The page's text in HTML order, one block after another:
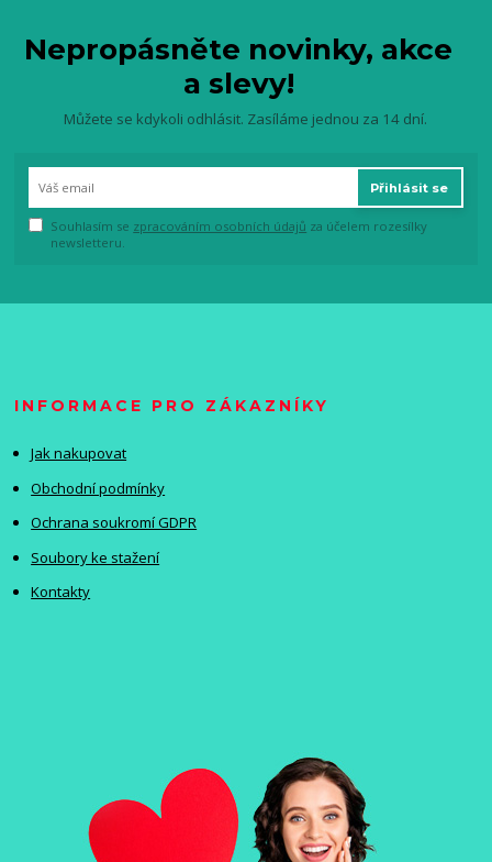
Nepropásněte novinky, akce
a slevy!
Můžete se kdykoli odhlásit. Zasíláme jednou za 14 dní.
Přihlásit se
Souhlasím se zpracováním osobních údajů za účelem rozesílky
newsletteru.
INFORMACE PRO ZÁKAZNÍKY
Jak nakupovat
Obchodní podmínky
Ochrana soukromí GDPR
Soubory ke stažení
Kontakty